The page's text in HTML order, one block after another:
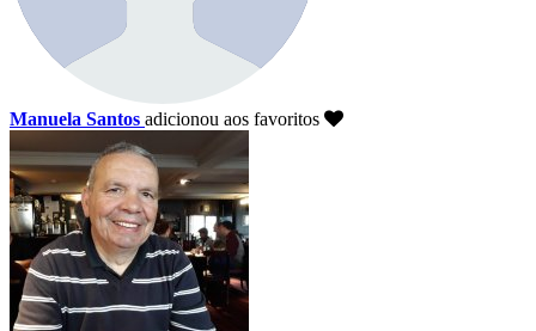
Manuela Santos adicionou aos favoritos